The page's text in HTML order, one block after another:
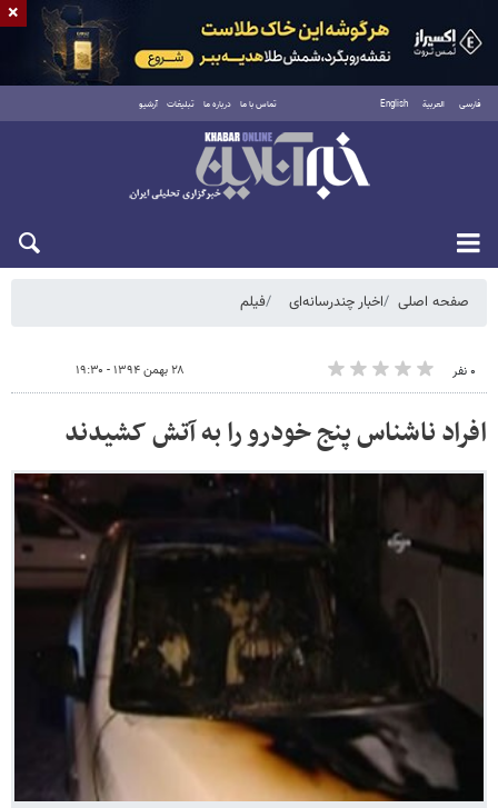
فارسی العربية English تماس با ما درباره ما تبلیغات آرشیو
شنبه ۱۷ مرداد ۱۴۰۵
صفحه اصلی اخبار چندرسانه‌ای فیلم
۰ نفر ۲۸ بهمن ۱۳۹۴ - ۱۹:۳۰
افراد ناشناس پنج خودرو را به آتش کشیدند
×